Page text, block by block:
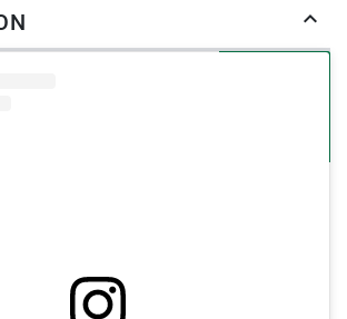
et antibactérien pour votre peau et
de par ses qualités
et astringentes tout en
une hydratation.